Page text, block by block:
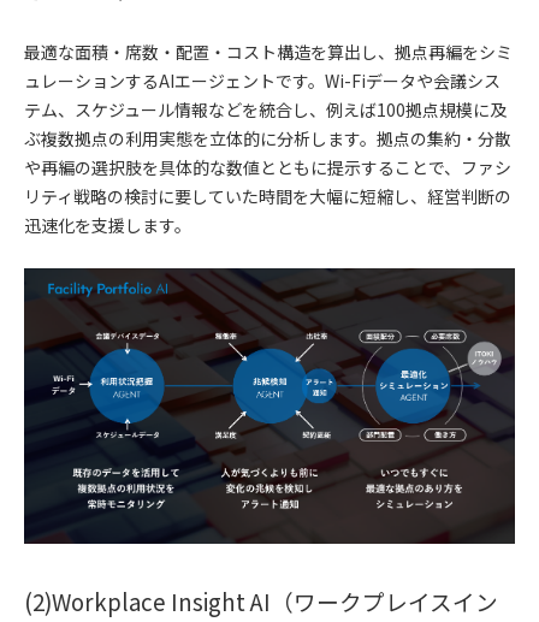
最適な面積・席数・配置・コスト構造を算出し、拠点再編をシミ
ュレーションするAIエージェントです。Wi-Fiデータや会議シス
テム、スケジュール情報などを統合し、例えば100拠点規模に及
ぶ複数拠点の利用実態を立体的に分析します。拠点の集約・分散
や再編の選択肢を具体的な数値とともに提示することで、ファシ
リティ戦略の検討に要していた時間を大幅に短縮し、経営判断の
迅速化を支援します。
(2)Workplace Insight AI（ワークプレイスイン